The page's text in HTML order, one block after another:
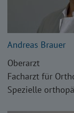
Andreas Brauer
Oberarzt
Facharzt für
Spezielle